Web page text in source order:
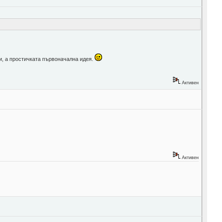
а простичката първоначална идея.
Активен
Активен